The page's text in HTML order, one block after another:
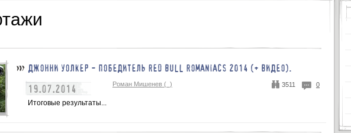
ДЖОННИ УОЛКЕР - ПОБЕДИТЕЛЬ RED BULL ROMANIACS 2014 (+ ВИДЕО).
19.07.2014 Роман Мишенев (_) 3511 0
Итоговые результаты...